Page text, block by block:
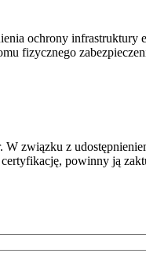
ochrony infrastruktury
fizycznego
związku z
powinny ją